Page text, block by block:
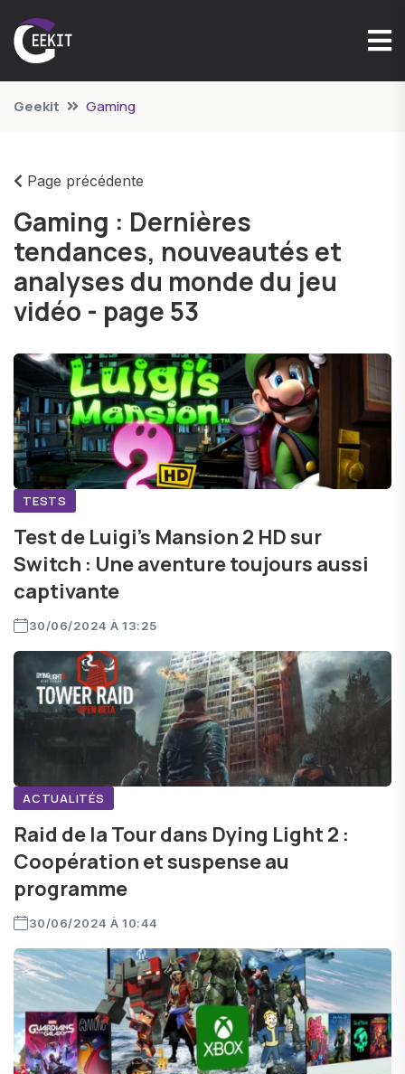
Geekit Gaming
Page précédente
Gaming : Dernières
tendances, nouveautés et
analyses du monde du jeu
vidéo - page 53
TESTS
Test de Luigi's Mansion 2 HD sur
Switch : Une aventure toujours aussi
captivante
30/06/2024 À 13:25
ACTUALITÉS
Raid de la Tour dans Dying Light 2 :
Coopération et suspense au
programme
30/06/2024 À 10:44